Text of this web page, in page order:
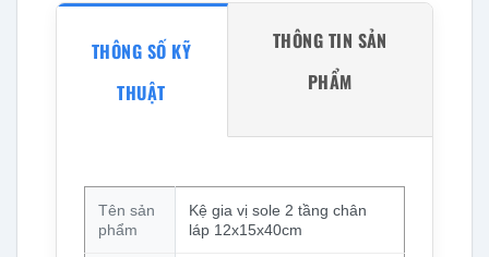
THÔNG SỐ KỸ
THUẬT
THÔNG TIN SẢN
PHẨM
Tên sản
phẩm
Kệ gia vị sole 2 tầng chân
láp 12x15x40cm